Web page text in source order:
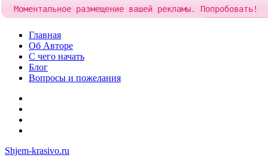
Skip
content
Главная
Об Авторе
С чего начать
Блог
Вопросы и пожелания
Shjem-krasivo.ru
Моментальное размещение вашей рекламы. Попробовать!